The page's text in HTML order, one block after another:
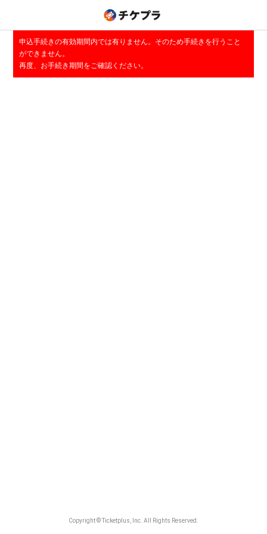
申込手続きの有効期間内では有りません。そのため手続きを行うこと
ができません。
再度、お手続き期間をご確認ください。
Copyright © Ticketplus, Inc. All Rights Reserved.